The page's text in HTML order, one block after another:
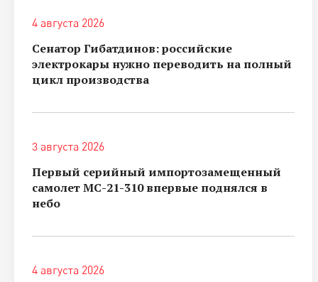
4 августа 2026
Сенатор Гибатдинов: российские
электрокары нужно переводить на полный
цикл производства
3 августа 2026
Первый серийный импортозамещенный
самолет МС-21-310 впервые поднялся в
небо
4 августа 2026